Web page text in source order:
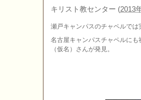
キリスト教センター (2013
瀬戸キャンパスのチャペルで
名古屋キャンパスチャペルに
（仮名）さんが発見。